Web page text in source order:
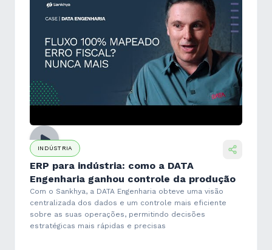
INDÚSTRIA
ERP para indústria: como a DATA
Engenharia ganhou controle da produção
Com o Sankhya, a DATA Engenharia obteve uma visão
centralizada dos dados e um controle mais eficiente
sobre as suas operações, permitindo decisões
estratégicas mais rápidas e precisas